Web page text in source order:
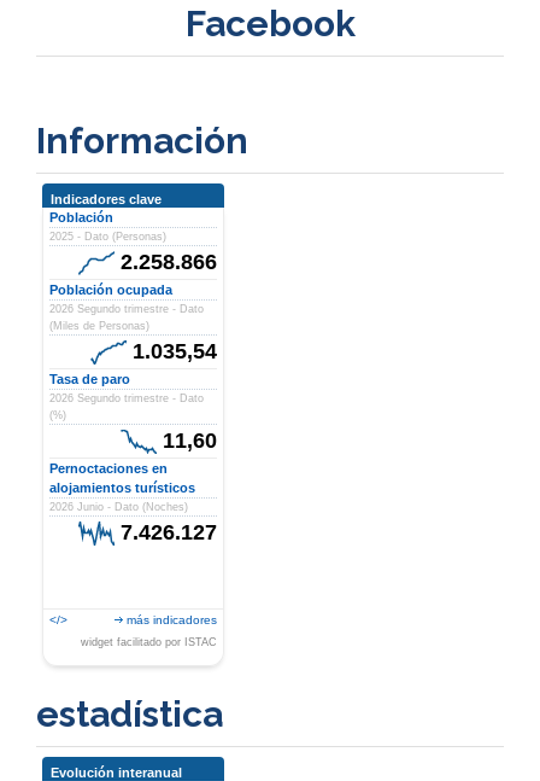
Facebook
Información
Indicadores clave
Población
2025 - Dato (Personas)
2.258.866
Población ocupada
2026 Segundo trimestre - Dato
(Miles de Personas)
1.035,54
Tasa de paro
2026 Segundo trimestre - Dato
(%)
11,60
Pernoctaciones en
alojamientos turísticos
2026 Junio - Dato (Noches)
7.426.127
</> más indicadores
widget facilitado por ISTAC
estadística
Evolución interanual